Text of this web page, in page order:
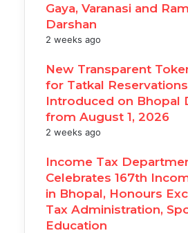
Gaya, Varanasi and
Darshan
2 weeks ago
New Transparent
for Tatkal
Introduced on Bhopal
from August 1, 2026
2 weeks ago
Income Tax
Celebrates 167th
in Bhopal, Honours
Tax Administration,
Education